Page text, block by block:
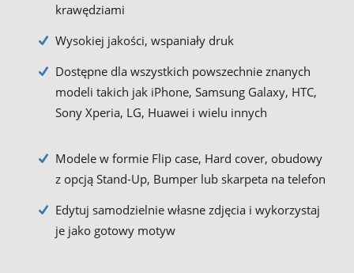
krawędziami
Wysokiej jakości, wspaniały druk
Dostępne dla wszystkich powszechnie znanych
modeli takich jak iPhone, Samsung Galaxy, HTC,
Sony Xperia, LG, Huawei i wielu innych
Modele w formie Flip case, Hard cover, obudowy
z opcją Stand-Up, Bumper lub skarpeta na telefon
Edytuj samodzielnie własne zdjęcia i wykorzystaj
je jako gotowy motyw